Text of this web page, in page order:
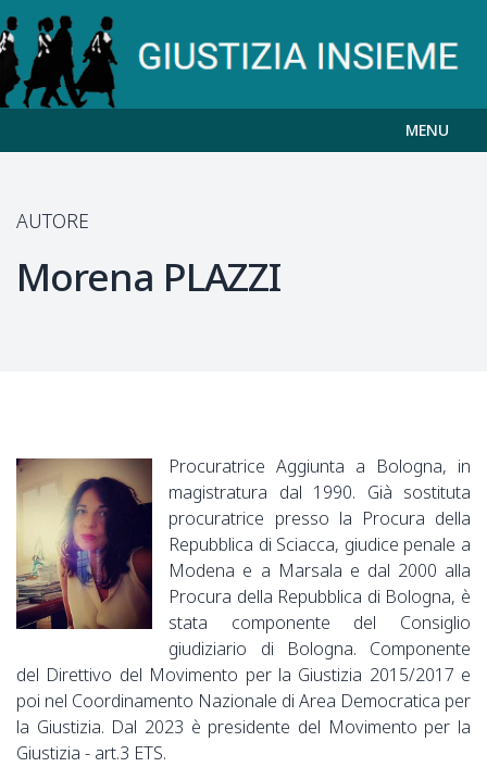
MENU
AUTORE
Morena PLAZZI
Procuratrice Aggiunta a Bologna, in
magistratura dal 1990. Già sostituta
procuratrice presso la Procura della
Repubblica di Sciacca, giudice penale a
Modena e a Marsala e dal 2000 alla
Procura della Repubblica di Bologna, è
stata componente del Consiglio
giudiziario di Bologna. Componente
del Direttivo del Movimento per la Giustizia 2015/2017 e
poi nel Coordinamento Nazionale di Area Democratica per
la Giustizia. Dal 2023 è presidente del Movimento per la
Giustizia - art.3 ETS.